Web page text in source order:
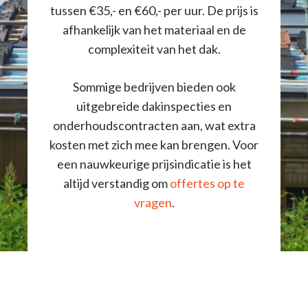
tussen €35,- en €60,- per uur. De prijs is
afhankelijk van het materiaal en de
complexiteit van het dak.
Sommige bedrijven bieden ook
uitgebreide dakinspecties en
onderhoudscontracten aan, wat extra
kosten met zich mee kan brengen. Voor
een nauwkeurige prijsindicatie is het
altijd verstandig omoffertes op te
vragen.